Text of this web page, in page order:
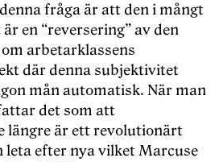
fråga är att den i mångt
en “reversering” av den
arbetarklassens
där denna subjektivitet
mån automatisk. När man
det som att
längre är ett revolutionärt
efter nya vilket Marcuse